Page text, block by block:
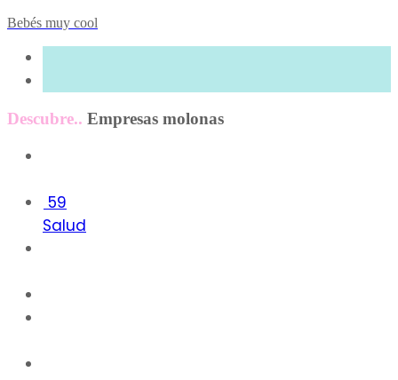
Bebés muy cool
Descubre.. Empresas molonas
59
Salud